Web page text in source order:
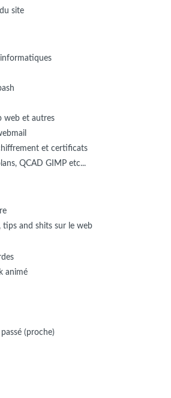
site
web et autres
et certificats
QCAD GIMP etc...
tips and shits sur le web
animé
passé (proche)